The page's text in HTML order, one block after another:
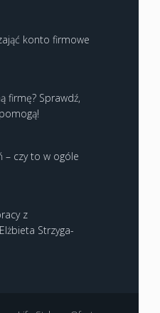
konto firmowe
firmę? Sprawdź,
– czy to w ogóle
z
Strzyga-